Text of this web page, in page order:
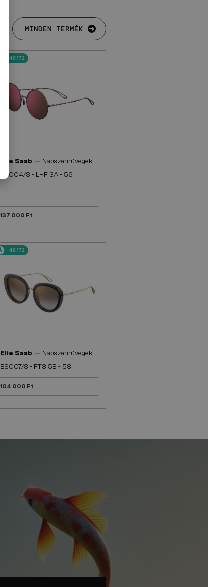
MINDEN TERMÉK
48/72
Elie Saab — Napszemüvegek
ES004/S - LHF 3A - 56
137 000 Ft
48/72
Elie Saab — Napszemüvegek
ES007/S - FT3 5B - 53
104 000 Ft